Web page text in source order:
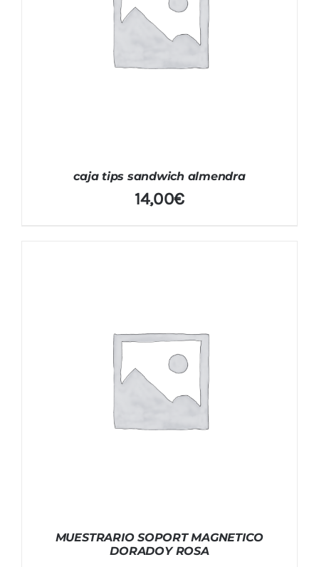
caja tips sandwich almendra
14,00€
MUESTRARIO SOPORT MAGNETICO
DORADOY ROSA